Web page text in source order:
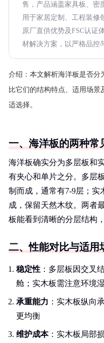
售，产品涵盖家具板、密
用于家居定制、工程装修
原厂直供优势及FSC认证
材解决方案，以严格品控
介绍： 本文解析海洋板是否分
比它们的结构特点、适用场
适选择。
一、海洋板的两种常
海洋板确实分为多层板和
有夹心和单片之分。多层
制而成，通常有7-9层；实
成，保留天然木纹。两者
板能看到清晰的分层结构
二、性能对比与适用
稳定性 ：多层板因交叉
舱；实木板需注意环境
承重能力 ：实木板纵向
更均衡
维护成本：实木板局部